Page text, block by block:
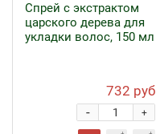
Спрей с экстрактом
царского дерева для
укладки волос, 150 мл
732 руб
+
-